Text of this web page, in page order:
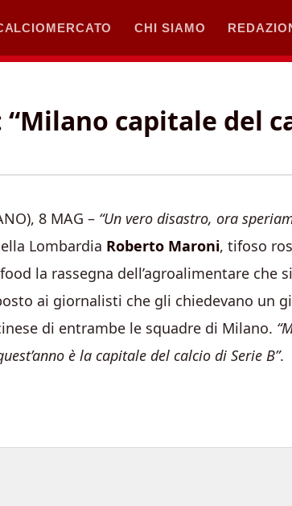
CHI SIAMO
capitale del
8 MAG – “Un vero disastro, ora
Lombardia Roberto Maroni, tifoso
la rassegna dell’agroalimentare che
ai giornalisti che gli chiedevano un
di entrambe le squadre di Milano.
è la capitale del calcio di Serie B”.